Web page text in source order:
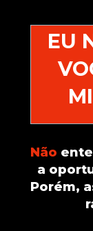
EU
Não
a
Porém,